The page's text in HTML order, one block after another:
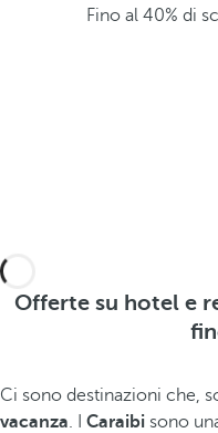
Fino al 40% di
Offerte su hotel e
Ci sono destinazioni che,
vacanza. I Caraibi sono